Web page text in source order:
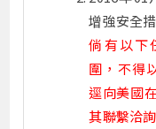
增強安全
倘有以下
圍，不得
逕向美國
其聯繫洽詢